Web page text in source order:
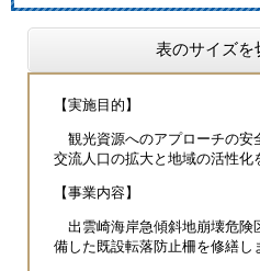
表のサイズを
【実施目的】
観光資源へのアプローチの安
交流人口の拡大と地域の活性化
【事業内容】
出雲崎海岸急傾斜地崩壊危険
備した既設転落防止柵を修繕し